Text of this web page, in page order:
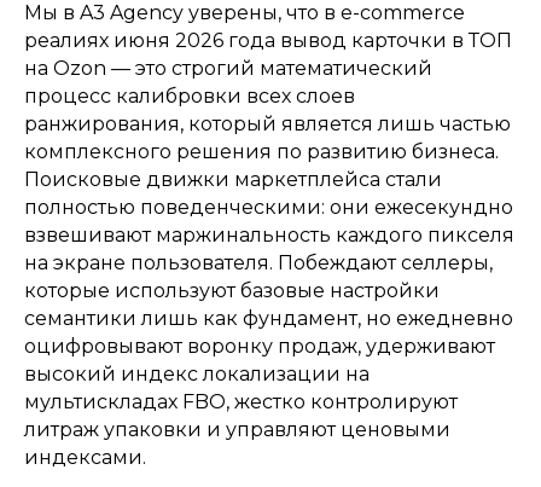
Мы в A3 Agency уверены, что в e-commerce
реалиях июня 2026 года вывод карточки в ТОП
на Ozon — это строгий математический
процесс калибровки всех слоев
ранжирования, который является лишь частью
комплексного решения по развитию бизнеса.
Поисковые движки маркетплейса стали
полностью поведенческими: они ежесекундно
взвешивают маржинальность каждого пикселя
на экране пользователя. Побеждают селлеры,
которые используют базовые настройки
семантики лишь как фундамент, но ежедневно
оцифровывают воронку продаж, удерживают
высокий индекс локализации на
мультискладах FBO, жестко контролируют
литраж упаковки и управляют ценовыми
индексами.